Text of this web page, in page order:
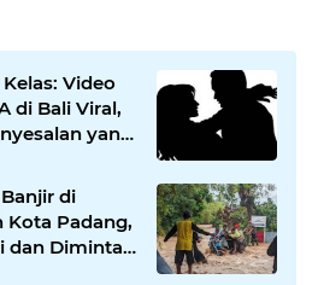
Video
di Bali Viral,
yang
di
Kota Padang,
dan Diminta